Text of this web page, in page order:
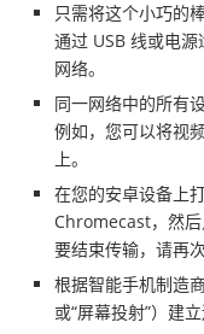
只需将这个小巧的
通过 USB 线或电
网络。
同一网络中的所有
例如，您可以将视
上。
在您的安卓设备上
Chromecast，然
要结束传输，请再次
根据智能手机制造
或“屏幕投射”）建立